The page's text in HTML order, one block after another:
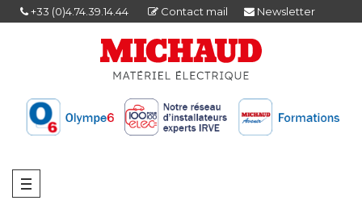
+33 (0)4.74.39.14.44 Contact mail Newsletter